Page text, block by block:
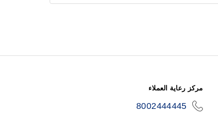
مركز رعاية العملاء
8002444445